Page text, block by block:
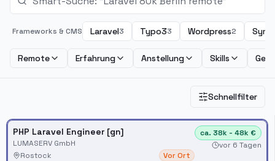
Frameworks & CMS Laravel3 Typo33 Wordpress2
Remote Erfahrung Anstellung Skills
Schnellfilter
PHP Laravel Engineer [gn]
LUMASERV GmbH
Rostock
Vor Ort
ca. 38k - 48k €
vor 6 Tagen